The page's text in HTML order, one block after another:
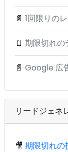
📄 1回限りの
📄 期限切れの
📄 Google 広
リードジェネ
🎥 期限切れの